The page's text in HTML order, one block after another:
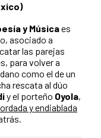
y Músicaes
asociado a
las parejas
para volver a
como el de un
rescata al dúo
y el porteño Oyola,
y endiablada